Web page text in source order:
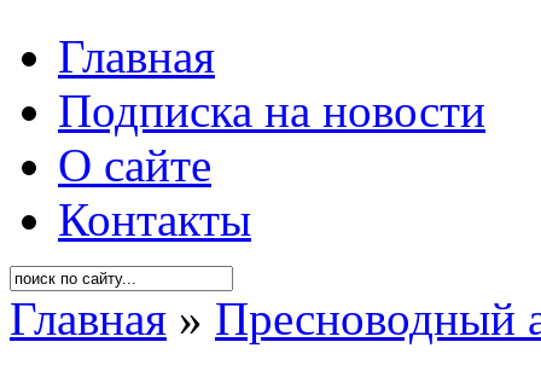
Главная
Подписка на новости
О сайте
Контакты
Главная » Пресноводный